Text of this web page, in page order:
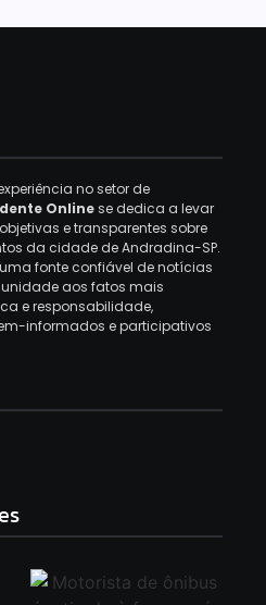
no setor de
Onlinese dedica a levar
e transparentes sobre
da cidade de Andradina-SP.
fonte confiável de notícias
aos fatos mais
e responsabilidade,
informados e participativos